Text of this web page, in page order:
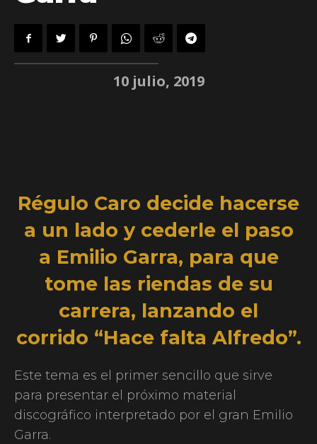
10 julio, 2019
Régulo Caro decide hacerse
a un lado y cederle el paso
a Emilio Garra, para que
tome las riendas de su
carrera, lanzando el
corrido “Hace falta Alfredo”.
Este tema es el primer sencillo que sirve
para presentar el próximo material
discográfico interpretado por el gran Emilio
Garra.